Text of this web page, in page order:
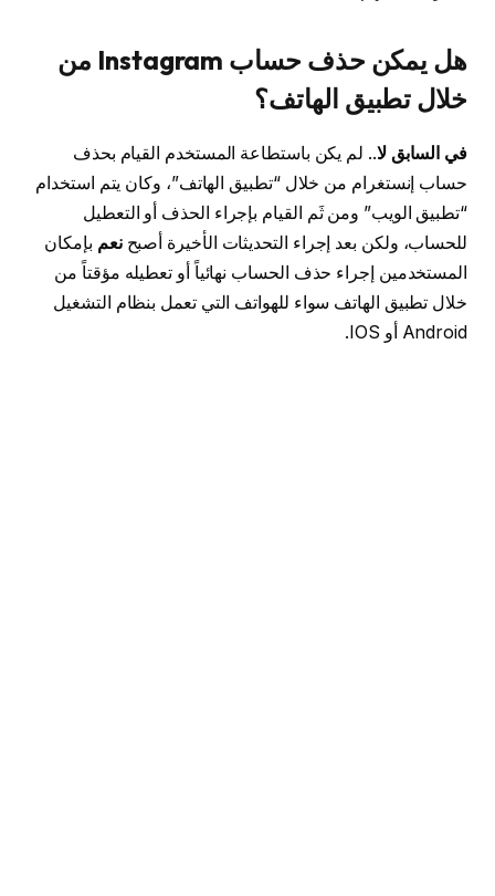
هل يمكن حذف حساب Instagram من
خلال تطبيق الهاتف؟
في السابق لا.. لم يكن باستطاعة المستخدم القيام بحذف
حساب إنستغرام من خلال “تطبيق الهاتف”، وكان يتم استخدام
“تطبيق الويب” ومن ثَم القيام بإجراء الحذف أو التعطيل
للحساب، ولكن بعد إجراء التحديثات الأخيرة أصبحنعم بإمكان
المستخدمين إجراء حذف الحساب نهائياً أو تعطيله مؤقتاً من
خلال تطبيق الهاتف سواء للهواتف التي تعمل بنظام التشغيل
Android أو IOS.